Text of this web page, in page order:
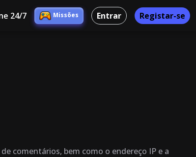
24/7 Missões Entrar Registar-se
comentários, bem como o endereço IP e a